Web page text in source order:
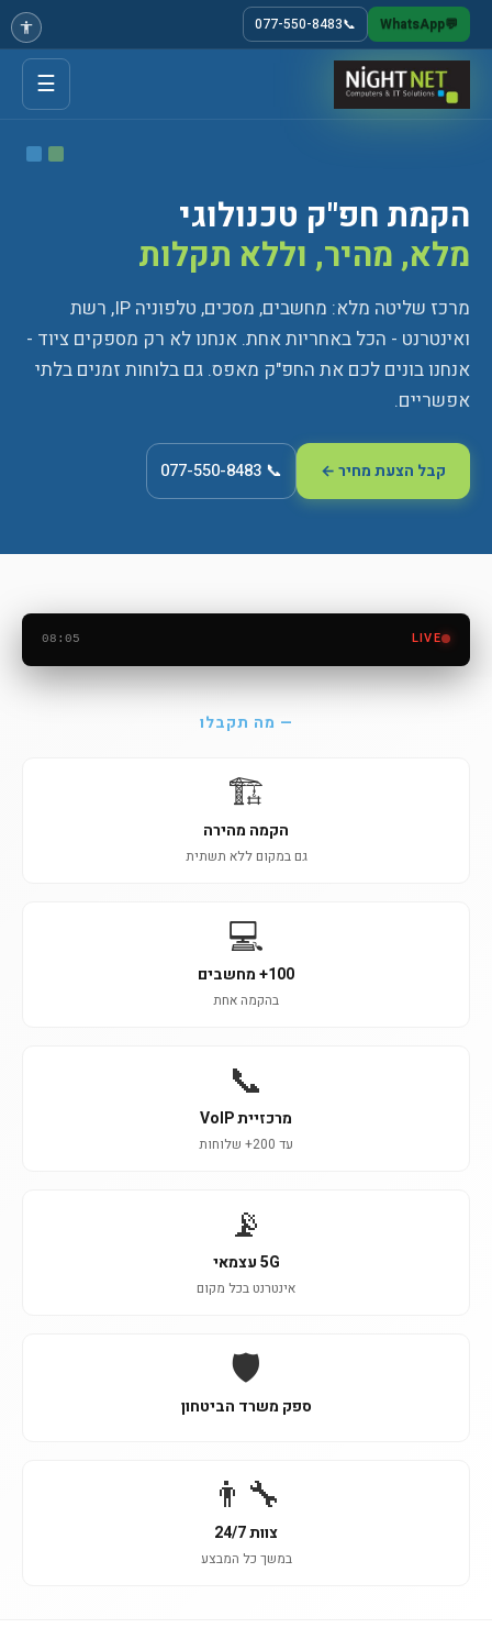
💬
WhatsApp
📞
077-550-8483
☰
הקמת חפ"ק טכנולוגי
מלא, מהיר, וללא תקלות
מרכז שליטה מלא: מחשבים, מסכים, טלפוניה IP, רשת
ואינטרנט - הכל באחריות אחת. אנחנו לא רק מספקים ציוד -
אנחנו בונים לכם את החפ"ק מאפס. גם בלוחות זמנים בלתי
אפשריים.
קבל הצעת מחיר ← 📞 077-550-8483
LIVE
08:05 ‹
›
— מה תקבלו
🏗️
הקמה מהירה
גם במקום ללא תשתית
💻
100+ מחשבים
בהקמה אחת
📞
מרכזיית VoIP
עד 200+ שלוחות
📡
5G עצמאי
אינטרנט בכל מקום
🛡️
ספק משרד הביטחון
👨‍🔧
צוות 24/7
במשך כל המבצע